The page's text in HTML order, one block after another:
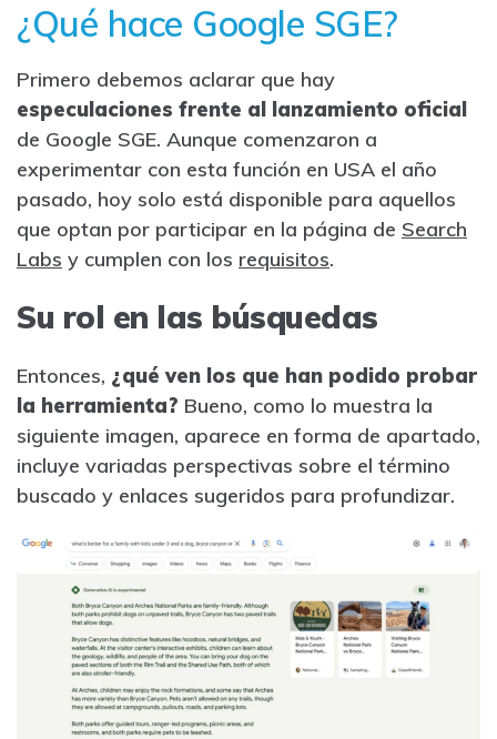
¿Qué hace Google SGE?
Primero debemos aclarar que hay
especulaciones frente al lanzamiento oficial
de Google SGE. Aunque comenzaron a
experimentar con esta función en USA el año
pasado, hoy solo está disponible para aquellos
que optan por participar en la página de Search
Labs y cumplen con los requisitos.
Su rol en las búsquedas
Entonces, ¿qué ven los que han podido probar
la herramienta? Bueno, como lo muestra la
siguiente imagen, aparece en forma de apartado,
incluye variadas perspectivas sobre el término
buscado y enlaces sugeridos para profundizar.